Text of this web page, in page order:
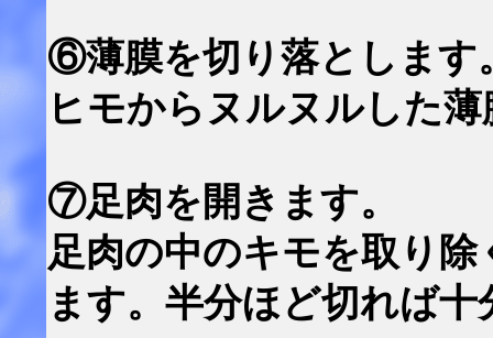
⑥薄膜を切り落とします
ヒモからヌルヌルした
⑦足肉を開きます。
足肉の中のキモを取り
ます。半分ほど切れば十